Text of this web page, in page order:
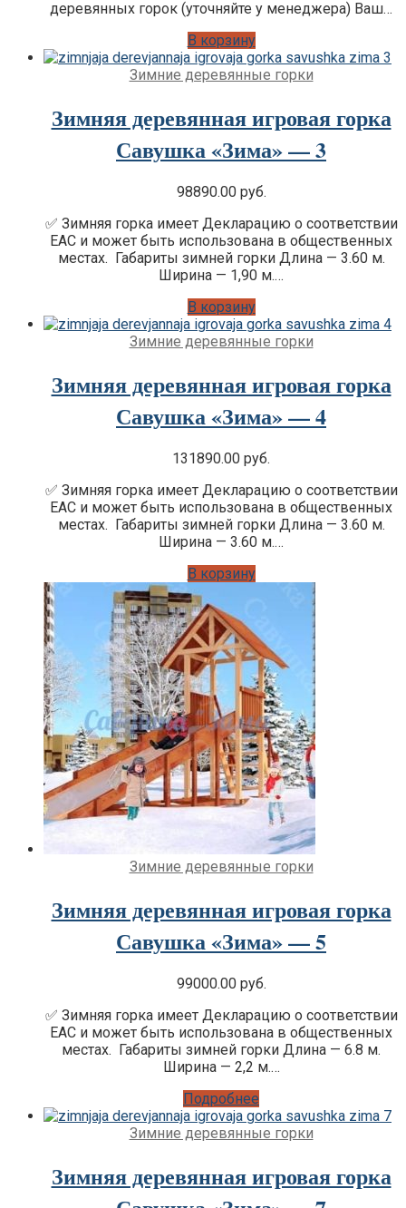
деревянных горок (уточняйте у менеджера) Ваш…
В корзину
Зимние деревянные горки
Зимняя деревянная игровая горка
Савушка «Зима» — 3
98890.00 руб.
✅ Зимняя горка имеет Декларацию о соответствии
EAC и может быть использована в общественных
местах. Габариты зимней горки Длина — 3.60 м.
Ширина — 1,90 м.…
В корзину
Зимние деревянные горки
Зимняя деревянная игровая горка
Савушка «Зима» — 4
131890.00 руб.
✅ Зимняя горка имеет Декларацию о соответствии
EAC и может быть использована в общественных
местах. Габариты зимней горки Длина — 3.60 м.
Ширина — 3.60 м.…
В корзину
Зимние деревянные горки
Зимняя деревянная игровая горка
Савушка «Зима» — 5
99000.00 руб.
✅ Зимняя горка имеет Декларацию о соответствии
EAC и может быть использована в общественных
местах. Габариты зимней горки Длина — 6.8 м.
Ширина — 2,2 м.…
Подробнее
Зимние деревянные горки
Зимняя деревянная игровая горка